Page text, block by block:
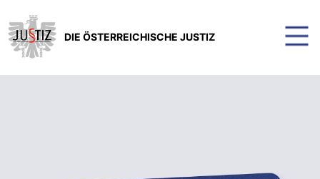
DIE ÖSTERREICHISCHE JUSTIZ